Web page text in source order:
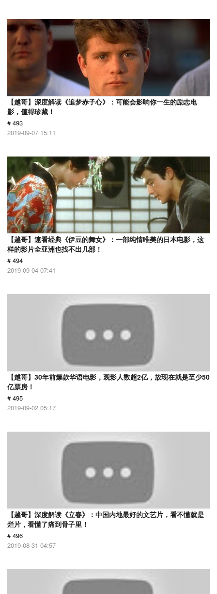
【越哥】深度解读《追梦赤子心》：可能会影响你一生的励志电
影，值得珍藏！
# 493
2019-09-07 15:11
【越哥】速看经典《伊豆的舞女》：一部纯情唯美的日本电影，这
样的影片全亚洲也找不出几部！
# 494
2019-09-04 07:41
【越哥】30年前爆款华语电影，观影人数超2亿，放现在就是至少50
亿票房！
# 495
2019-09-02 05:17
【越哥】深度解读《立春》：中国内地最好的文艺片，看不懂就是
烂片，看懂了痛到骨子里！
# 496
2019-08-31 04:57